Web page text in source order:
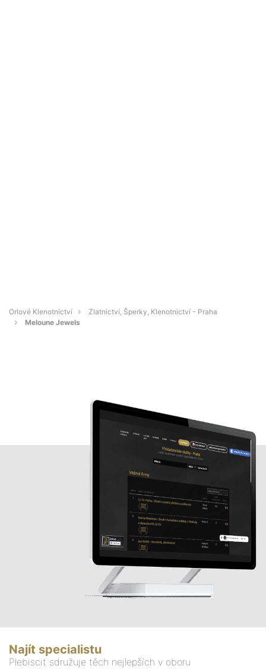
Orlové Klenotnictví
Zlatnictví, Šperky, Klenotnictví - Praha
Meloune Jewels
Najít specialistu
Plebiscit sdružuje těch nejlepších v oboru